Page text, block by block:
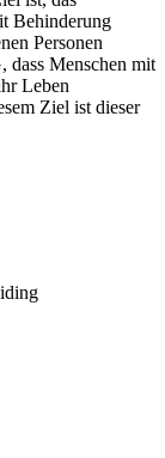
Behinderung
Personen
dass Menschen mit
Leben
Ziel ist dieser